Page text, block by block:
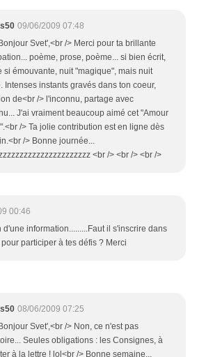
09/06/2009 07:48
Svet',<br /> Merci pour ta brillante
poème, prose, poème... si bien écrit,
si émouvante, nuit "magique", mais nuit
Intenses instants gravés dans ton coeur,
de<br /> l'inconnu, partage avec
J'ai vraiment beaucoup aimé cet "Amour
/> Ta jolie contribution est en ligne dès
/> Bonne journée...
<br /> <br /> <br />
00:46
d'une information.........Faut il s'inscrire dans
participer à tes défis ? Merci
08/06/2009 07:25
Svet',<br /> Non, ce n'est pas
Seules obligations : les Consignes, à
à la lettre ! lol<br /> Bonne semaine...